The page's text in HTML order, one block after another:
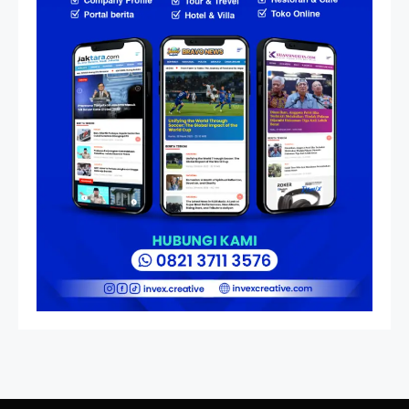
Resonansi
Seri 1: Republik Karang
Kedempel, Lahirnya Politik
Non-Blok ke Go-Blok!
Artikel
Menelusuri Akar Sejarah Ulang
Tahun PPU, Pertentangan
Bulan Peringatan vs
Pengesahan UU 7/2002